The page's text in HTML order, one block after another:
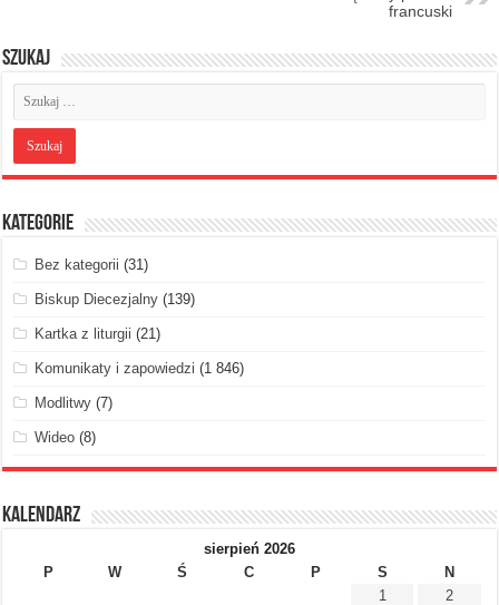
francuski
Szukaj
Kategorie
Bez kategorii (31)
Biskup Diecezjalny (139)
Kartka z liturgii (21)
Komunikaty i zapowiedzi (1 846)
Modlitwy (7)
Wideo (8)
Kalendarz
sierpień 2026
P
W Ś C P S
N
1
2